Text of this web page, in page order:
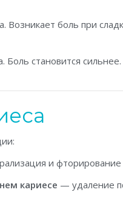
Возникает боль при
становится
и фторирование
кариесе — удаление